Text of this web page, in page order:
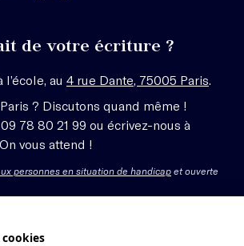
de votre écriture ?
l’école, au 4 rue Dante, 75005 Paris
Paris ? Discutons quand même !
78 80 21 99 ou écrivez-nous à
. On vous attend !
personnes en situation de handicap et ouverte
– CGV